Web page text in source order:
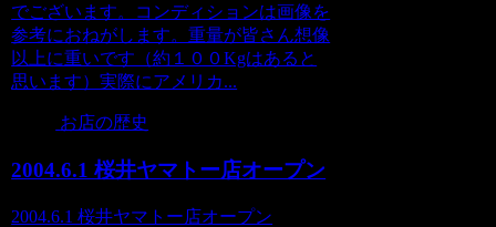
でございます。コンディションは画像を
参考におねがします。重量が皆さん想像
以上に重いです（約１００Kgはあると
思います）実際にアメリカ...
お店の歴史
2004.6.1 桜井ヤマトー店オープン
2004.6.1 桜井ヤマトー店オープン